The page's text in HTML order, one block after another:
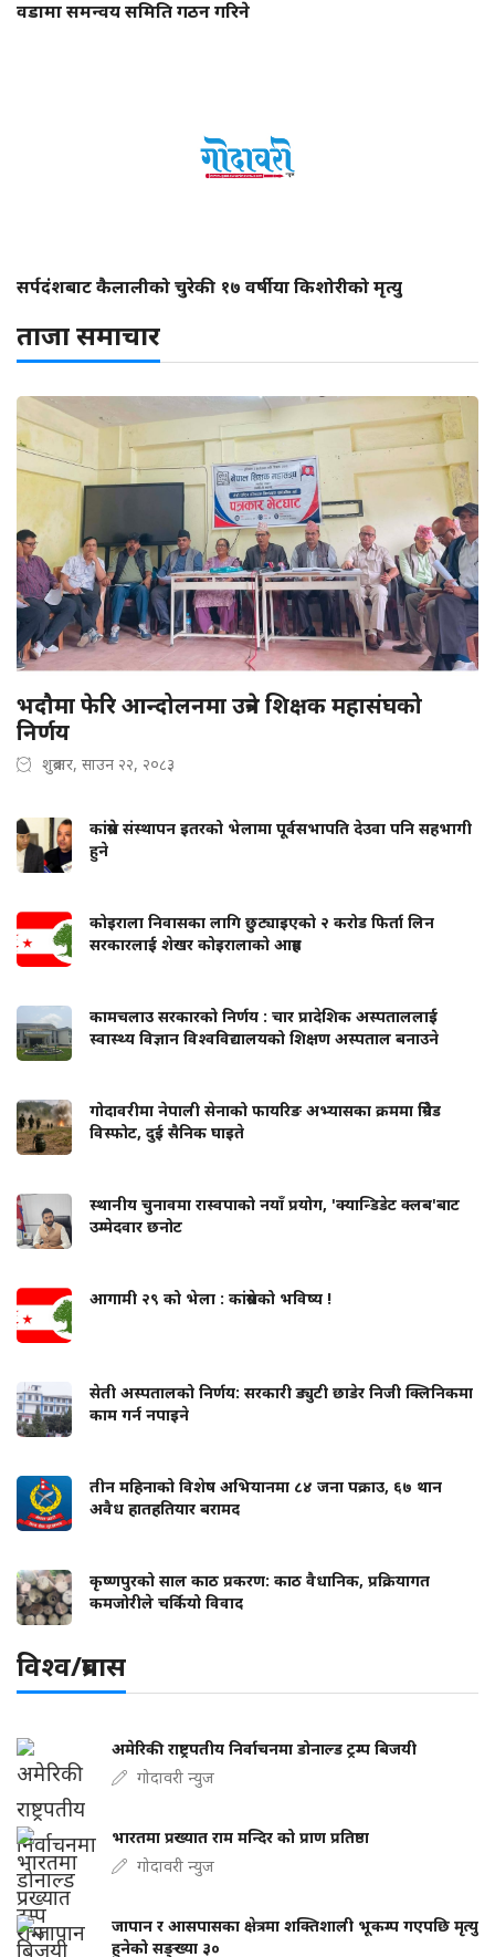
वडामा समन्वय समिति गठन गरिने
सर्पदंशबाट कैलालीको चुरेकी १७ वर्षीया किशोरीको मृत्यु
ताजा समाचार
भदौमा फेरि आन्दोलनमा उत्रने शिक्षक महासंघको
निर्णय
शुक्रबार, साउन २२, २०८३
कांग्रेस संस्थापन इतरको भेलामा पूर्वसभापति देउवा पनि सहभागी
हुने
कोइराला निवासका लागि छुट्याइएको २ करोड फिर्ता लिन
सरकारलाई शेखर कोइरालाको आग्रह
कामचलाउ सरकारको निर्णय : चार प्रादेशिक अस्पताललाई
स्वास्थ्य विज्ञान विश्वविद्यालयको शिक्षण अस्पताल बनाउने
गोदावरीमा नेपाली सेनाको फायरिङ अभ्यासका क्रममा ग्रिनेड
विस्फोट, दुई सैनिक घाइते
स्थानीय चुनावमा रास्वपाको नयाँ प्रयोग, 'क्यान्डिडेट क्लब'बाट
उम्मेदवार छनोट
आगामी २९ को भेला : कांग्रेसको भविष्य !
सेती अस्पतालको निर्णय: सरकारी ड्युटी छाडेर निजी क्लिनिकमा
काम गर्न नपाइने
तीन महिनाको विशेष अभियानमा ८४ जना पक्राउ, ६७ थान
अवैध हातहतियार बरामद
कृष्णपुरको साल काठ प्रकरण: काठ वैधानिक, प्रक्रियागत
कमजोरीले चर्कियो विवाद
विश्व/प्रबास
अमेरिकी राष्ट्रपतीय निर्वाचनमा डोनाल्ड ट्रम्प बिजयी
गोदावरी न्युज
भारतमा प्रख्यात राम मन्दिर को प्राण प्रतिष्ठा
गोदावरी न्युज
जापान र आसपासका क्षेत्रमा शक्तिशाली भूकम्प गएपछि मृत्यु
हुनेको सङ्ख्या ३०